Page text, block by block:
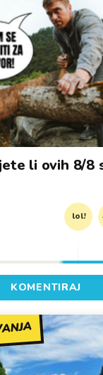
li ovih 8/
lol!
KOMENTIRAJ